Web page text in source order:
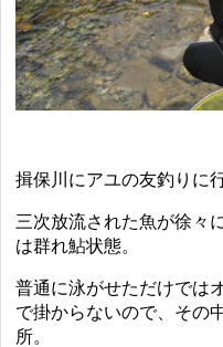
揖保川にアユの友釣りに
三次放流された魚が徐々
は群れ鮎状態。
普通に泳がせただけでは
で掛からないので、その
所。